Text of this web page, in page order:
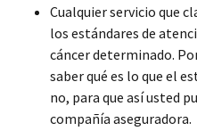
Cualquier servicio que
los estándares de
cáncer determinado.
saber qué es lo que el
no, para que así usted
compañía aseguradora.